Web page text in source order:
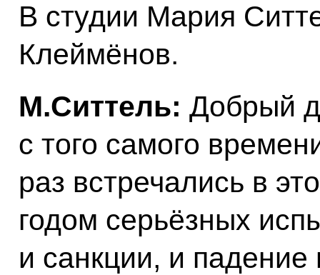
В студии Мария
Клеймёнов.
М.Ситтель: Добрый
с того самого
раз встречались в
годом серьёзных
и санкции, и